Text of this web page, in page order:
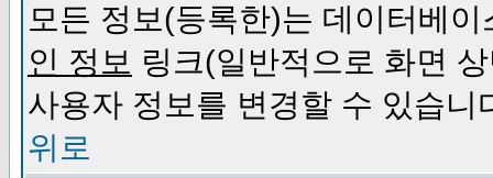
모든 정보(등록한)는 데이터베
인 정보 링크(일반적으로 화면
사용자 정보를 변경할 수 있습니
위로